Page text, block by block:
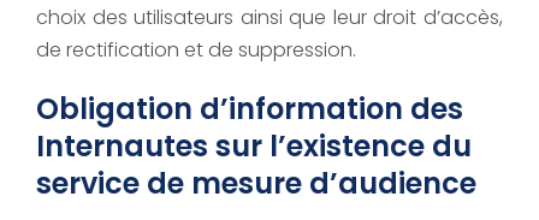
choix des utilisateurs ainsi que leur droit d’accès,
de rectification et de suppression.
Obligation d’information des
Internautes sur l’existence du
service de mesure d’audience